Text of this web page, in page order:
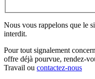
Nous vous rappelons que le
interdit.
Pour tout signalement
offre déjà pourvue, rendez-
Travail ou contactez-nous